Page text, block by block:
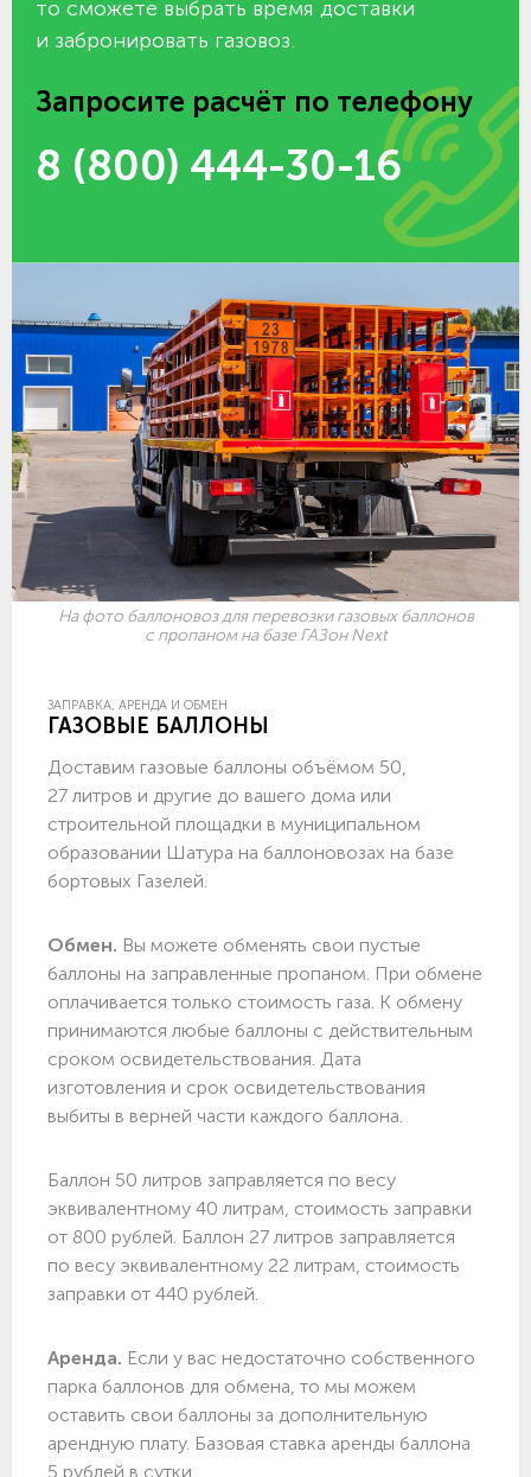
то сможете выбрать время доставки
и забронировать газовоз.
Запросите расчёт по телефону
8 (800) 444-30-16
На фото баллоновоз для перевозки газовых баллонов
с пропаном на базе ГАЗон Next
ЗАПРАВКА, АРЕНДА И ОБМЕН
ГАЗОВЫЕ БАЛЛОНЫ
Доставим газовые баллоны объёмом 50,
27 литров и другие до вашего дома или
строительной площадки в муниципальном
образовании Шатура на баллоновозах на базе
бортовых Газелей.
Обмен. Вы можете обменять свои пустые
баллоны на заправленные пропаном. При обмене
оплачивается только стоимость газа. К обмену
принимаются любые баллоны с действительным
сроком освидетельствования. Дата
изготовления и срок освидетельствования
выбиты в верней части каждого баллона.
Баллон 50 литров заправляется по весу
эквивалентному 40 литрам, стоимость заправки
от 800 рублей. Баллон 27 литров заправляется
по весу эквивалентному 22 литрам, стоимость
заправки от 440 рублей.
Аренда. Если у вас недостаточно собственного
парка баллонов для обмена, то мы можем
оставить свои баллоны за дополнительную
арендную плату. Базовая ставка аренды баллона
5 рублей в сутки.